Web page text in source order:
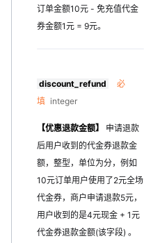
订单金额10元 - 免充值代金
券金额1元 = 9元。
discount_refund
必
填 integer
【优惠退款金额】
申请退款
后用户收到的代金券退款金
额，整型，单位为分，例如
10元订单用户使用了2元全场
代金券，商户申请退款5元，
用户收到的是4元现金 + 1元
代金券退款金额(该字段) 。